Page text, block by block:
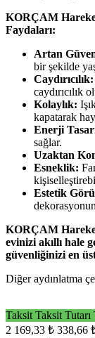
KORÇAM
Faydaları:
Artan
bir şekilde
Caydırıcılık:
caydırıcılık
Kolaylık:
kapatarak
Enerji
sağlar.
Uzaktan
Esneklik:
Estetik
KORÇAM
evinizi akıllı hale
güvenliğinizi en
Diğeraydınlatma
Taksit Taksit Tutarı
2 169,33 ₺ 338,66